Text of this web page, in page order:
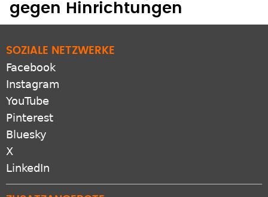
gegen Hinrichtungen
SOZIALE NETZWERKE
Facebook
Instagram
YouTube
Pinterest
Bluesky
X
LinkedIn